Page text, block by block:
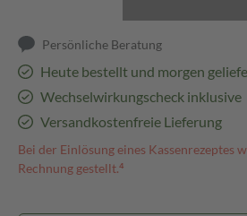
Persönliche Beratung
Heute bestellt und morgen
Wechselwirkungscheck inklusive
Versandkostenfreie Lieferung
Bei der Einlösung eines Kassenrezeptes
Rechnung gestellt.⁴